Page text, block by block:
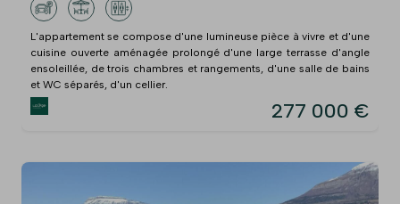
L'appartement se compose d'une lumineuse pièce à vivre et d'une
cuisine ouverte aménagée prolongé d'une large terrasse d'angle
ensoleillée, de trois chambres et rangements, d'une salle de bains
et WC séparés, d'un cellier.
277 000 €